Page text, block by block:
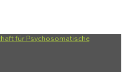
für Psychosomatische